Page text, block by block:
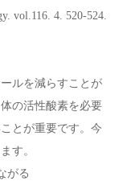
vol.116. 4. 520-524.
ルを減らすことが
の活性酸素を必要
とが重要です。今
す。
がる